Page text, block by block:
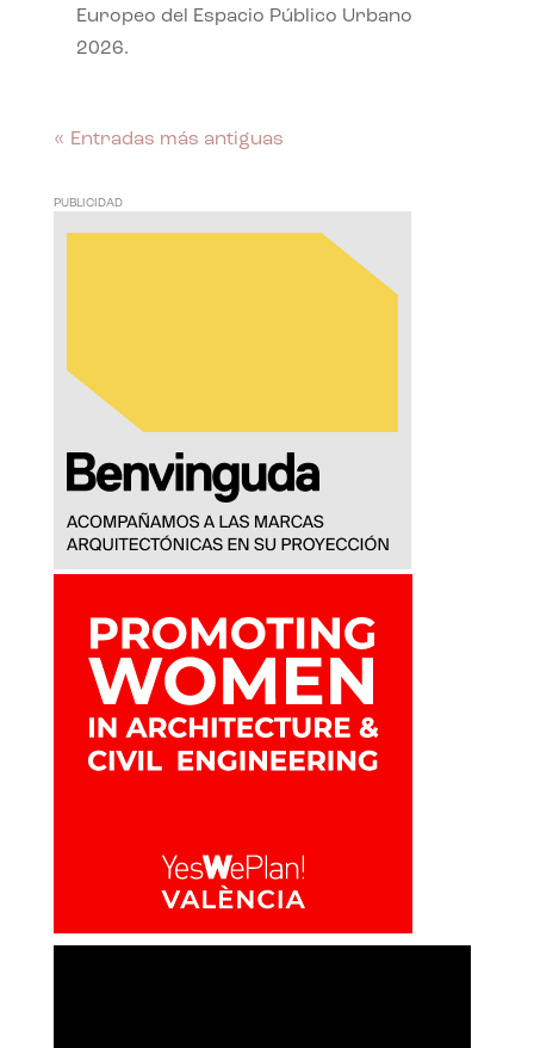
Europeo del Espacio Público Urbano
2026.
« Entradas más antiguas
PUBLICIDAD